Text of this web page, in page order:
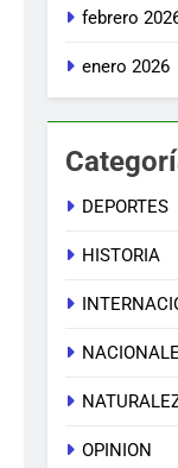
febrero
enero 2026
DEPORTES
HISTORIA
OPINION